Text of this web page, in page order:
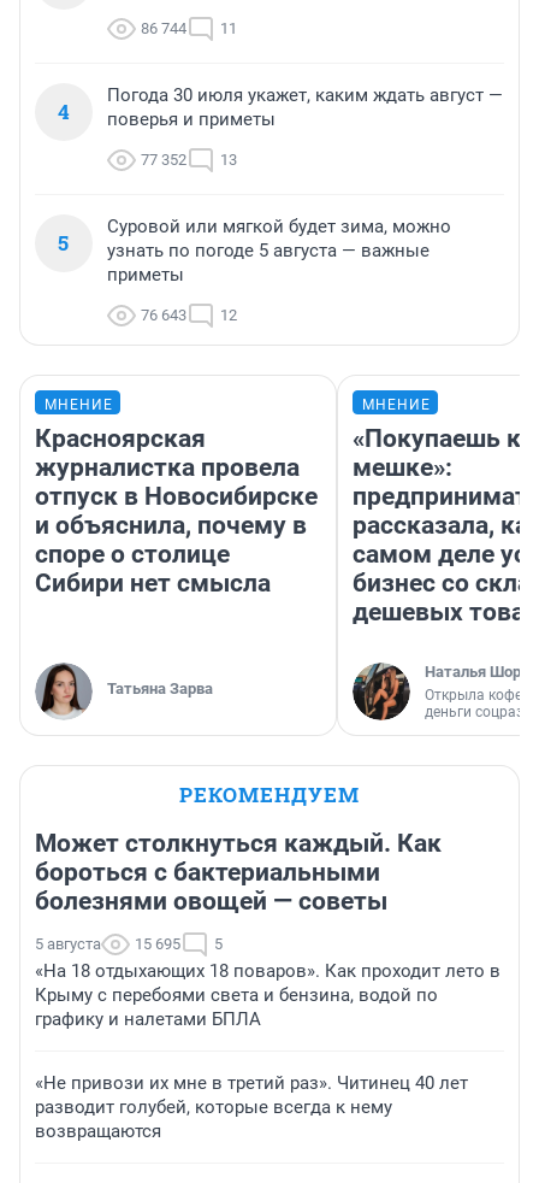
86 744 11
4
Погода 30 июля укажет, каким ждать август —
поверья и приметы
77 352 13
5
Суровой или мягкой будет зима, можно
узнать по погоде 5 августа — важные
приметы
76 643 12
МНЕНИЕ
Красноярская
журналистка провела
отпуск в Новосибирске
и объяснила, почему в
споре о столице
Сибири нет смысла
Татьяна Зарва
МНЕНИЕ
«Покупаешь
мешке»:
рассказала,
самом деле
бизнес со
дешевых
Наталья
Открыла
деньги
РЕКОМЕНДУЕМ
Может столкнуться каждый. Как
бороться с бактериальными
болезнями овощей — советы
5 августа 15 695 5
«На 18 отдыхающих 18 поваров». Как проходит лето в
Крыму с перебоями света и бензина, водой по
графику и налетами БПЛА
«Не привози их мне в третий раз». Читинец 40 лет
разводит голубей, которые всегда к нему
возвращаются